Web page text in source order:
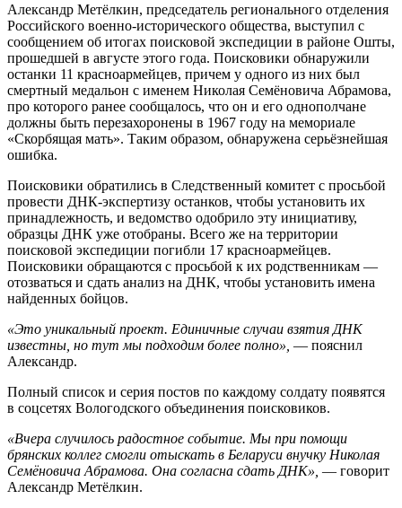
Александр Метёлкин, председатель регионального отделения
Российского военно-исторического общества, выступил с
сообщением об итогах поисковой экспедиции в районе Ошты,
прошедшей в августе этого года. Поисковики обнаружили
останки 11 красноармейцев, причем у одного из них был
смертный медальон с именем Николая Семёновича Абрамова,
про которого ранее сообщалось, что он и его однополчане
должны быть перезахоронены в 1967 году на мемориале
«Скорбящая мать». Таким образом, обнаружена серьёзнейшая
ошибка.
Поисковики обратились в Следственный комитет с просьбой
провести ДНК-экспертизу останков, чтобы установить их
принадлежность, и ведомство одобрило эту инициативу,
образцы ДНК уже отобраны. Всего же на территории
поисковой экспедиции погибли 17 красноармейцев.
Поисковики обращаются с просьбой к их родственникам —
отозваться и сдать анализ на ДНК, чтобы установить имена
найденных бойцов.
«Это уникальный проект. Единичные случаи взятия ДНК
известны, но тут мы подходим более полно», — пояснил
Александр.
Полный список и серия постов по каждому солдату появятся
в соцсетях Вологодского объединения поисковиков.
«Вчера случилось радостное событие. Мы при помощи
брянских коллег смогли отыскать в Беларуси внучку Николая
Семёновича Абрамова. Она согласна сдать ДНК», — говорит
Александр Метёлкин.